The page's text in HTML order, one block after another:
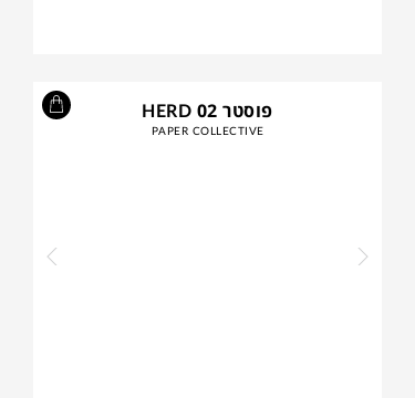
פוסטר HERD 02
PAPER COLLECTIVE